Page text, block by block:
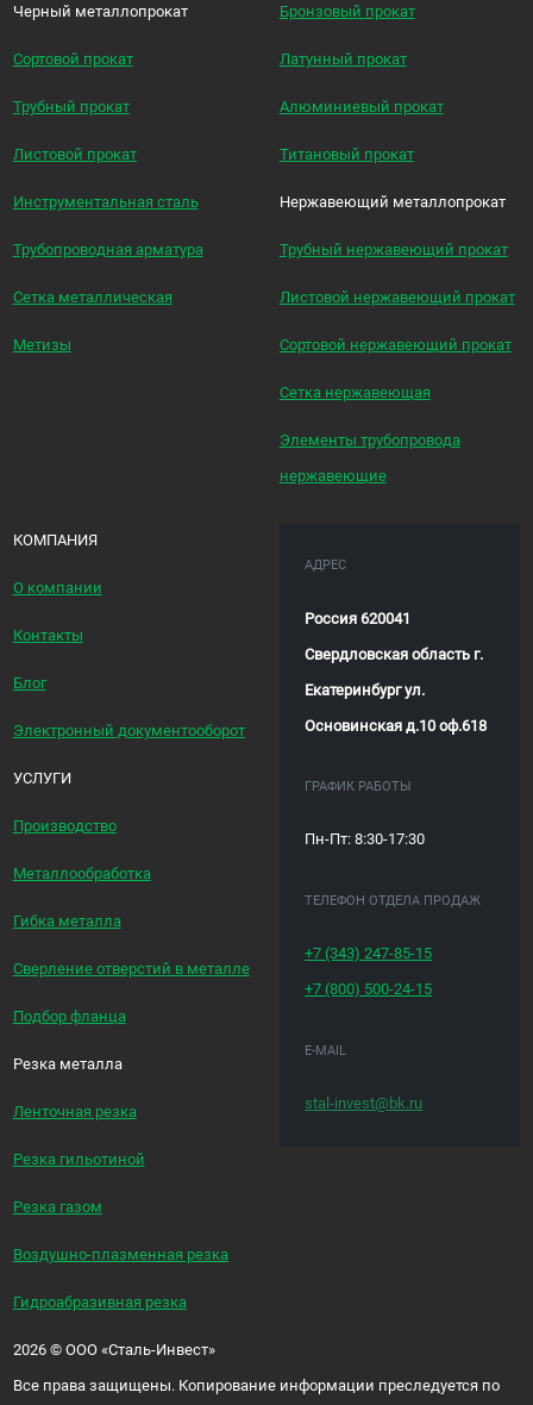
Черный металлопрокат
Сортовой прокат
Трубный прокат
Листовой прокат
Инструментальная сталь
Трубопроводная арматура
Сетка металлическая
Метизы
Бронзовый прокат
Латунный прокат
Алюминиевый прокат
Титановый прокат
Нержавеющий металлопрокат
Трубный нержавеющий прокат
Листовой нержавеющий прокат
Сортовой нержавеющий прокат
Сетка нержавеющая
Элементы трубопровода
нержавеющие
КОМПАНИЯ
О компании
Контакты
Блог
Электронный документооборот
УСЛУГИ
Производство
Металлообработка
Гибка металла
Сверление отверстий в металле
Подбор фланца
Резка металла
Ленточная резка
Резка гильотиной
Резка газом
Воздушно-плазменная резка
Гидроабразивная резка
АДРЕС
Россия 620041
Свердловская область г.
Екатеринбург ул.
Основинская д.10 оф.618
ГРАФИК РАБОТЫ
Пн-Пт: 8:30-17:30
ТЕЛЕФОН ОТДЕЛА ПРОДАЖ
+7 (343) 247-85-15
+7 (800) 500-24-15
E-MAIL
stal-invest@bk.ru
2026 ©ООО «Сталь-Инвест»
Все права защищены. Копирование информации преследуется по